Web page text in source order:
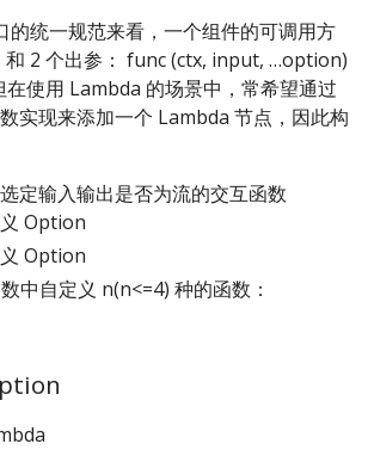
的统一规范来看，一个组件的可调用方
和 2 个出参： func (ctx, input, …option)
使用 Lambda 的场景中，常希望通过
实现来添加一个 Lambda 节点，因此构
定输入输出是否为流的交互函数
Option
Option
中自定义 n(n<=4) 种的函数：